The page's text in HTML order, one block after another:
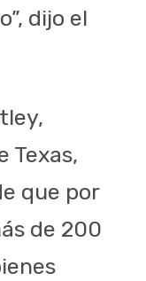
dijo el
Texas,
que por
de 200